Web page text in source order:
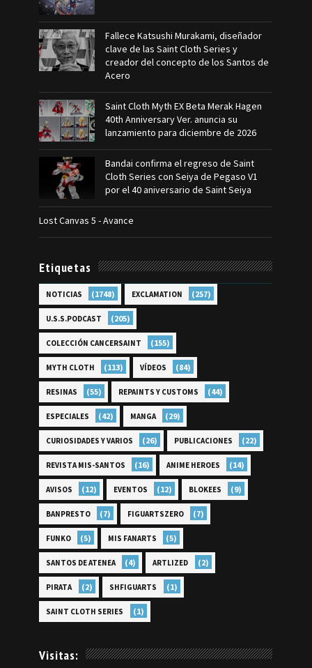
Fallece Katsushi Murakami, diseñador
clave de las Saint Cloth Series y
creador del concepto de los Santos de
Acero
Saint Cloth Myth EX Beta Merak Hagen
40th Anniversary Ver. anuncia su
lanzamiento para diciembre de 2026
Bandai confirma el regreso de Saint
Cloth Series con Seiya de Pegaso V1
por el 40 aniversario de Saint Seiya
Lost Canvas 5 - Avance
Etiquetas
NOTICIAS (1748) EXCLAMATION (257)
U.S.S.PODCAST (205)
COLECCIÓN CANCERSAINT (155)
MYTH CLOTH (113) VÍDEOS (84)
RESINAS (55) REPAINTS Y CUSTOMS (44)
ESPECIALES (42) MANGA (29)
CURIOSIDADES Y VARIOS (26) PUBLICACIONES (22)
REVISTA MIS-SANTOS (16) ANIME HEROES (14)
AVISOS (12) EVENTOS (12) BLOKEES (9)
BANPRESTO (7) FIGUARTSZERO (7)
FUNKO (5) MIS FANARTS (5)
SANTOS DE ATENEA (4) ARTLIZED (2)
PIRATA (2) SHFIGUARTS (1)
SAINT CLOTH SERIES (1)
Visitas: